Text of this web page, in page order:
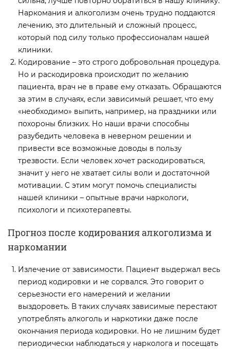
Наркомания и алкоголизм очень трудно поддаются
лечению, это длительный и сложный процесс,
который под силу только профессионалам нашей
клиники.
Кодирование – это строго добровольная процедура.
Но и раскодировка происходит по желанию
пациента, врач не в праве ему отказать. Обращаются
за этим в случаях, если зависимый решает, что ему
«необходимо» выпить, например, на праздники или
похороны близких. Но наши врачи способны
разубедить человека в неверном решении и
привести все возможные доводы в пользу
трезвости. Если человек хочет раскодироваться,
значит у него не хватает силы воли и достаточной
мотивации. С этим могут помочь специалисты
нашей клиники – опытные врачи наркологи,
психологи и психотерапевты.
Прогноз после кодирования алкоголизма и
наркомании
Излечение от зависимости. Пациент выдержал весь
период кодировки и не сорвался. Это говорит о
серьезности его намерений и желании
выздороветь. В таких случаях зависимые перестают
употреблять алкоголь и наркотики даже после
окончания периода кодировки. Но не лишним будет
периодически наблюдаться у нарколога и посещать